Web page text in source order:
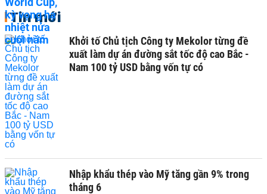
Tin mới
Khởi tố Chủ tịch Công ty Mekolor từng đề
xuất làm dự án đường sắt tốc độ cao Bắc -
Nam 100 tỷ USD bằng vốn tự có
Nhập khẩu thép vào Mỹ tăng gần 9% trong
tháng 6